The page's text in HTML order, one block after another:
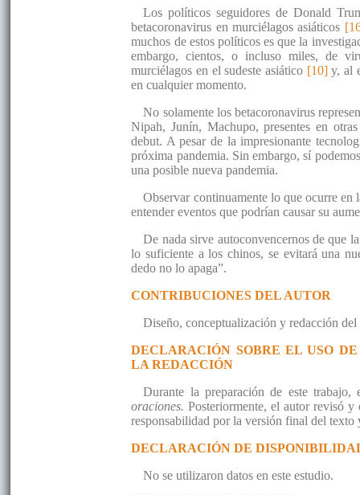
Los políticos seguidores de Donald
betacoronavirus en murciélagos asiáticos
muchos de estos políticos es que la
embargo, cientos, o incluso miles, de
murciélagos en el sudeste asiático [10]y, al
en cualquier momento.
No solamente los betacoronavirus
Nipah, Junín, Machupo, presentes en
debut. A pesar de la impresionante
próxima pandemia. Sin embargo, sí
una posible nueva pandemia.
Observar continuamente lo que ocurre en
entender eventos que podrían causar su
De nada sirve autoconvencernos de que
lo suficiente a los chinos, se evitará una
dedo no lo apaga”.
CONTRIBUCIONES DEL AUTOR
Diseño, conceptualización y redacción
DECLARACIÓN SOBRE EL USO
LA REDACCIÓN
Durante la preparación de este
oraciones. Posteriormente, el autor revisó y
responsabilidad por la versión final del
DECLARACIÓN DE
No se utilizaron datos en este estudio.